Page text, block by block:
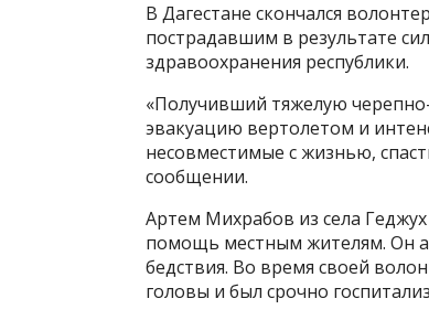
В Дагестане скончался
пострадавшим в результате
здравоохранения республики.
«Получивший тяжелую
эвакуацию вертолетом и
несовместимые с жизнью,
сообщении.
Артем Михрабов из села
помощь местным жителям. Он
бедствия. Во время своей
головы и был срочно